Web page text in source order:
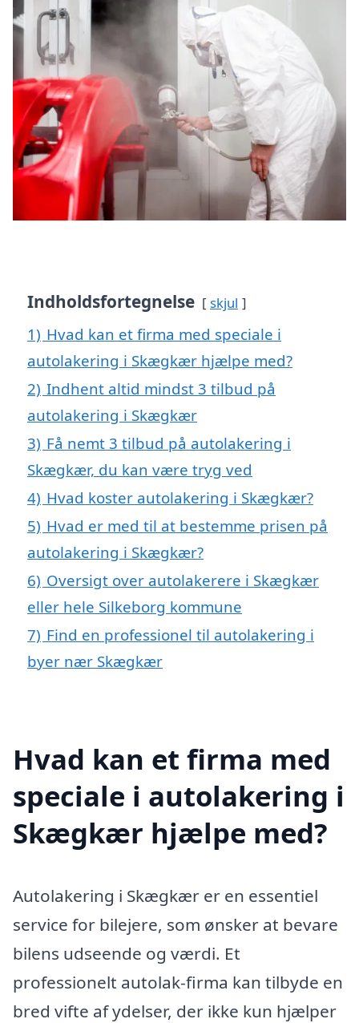
Indholdsfortegnelse skjul
1) Hvad kan et firma med speciale i
autolakering i Skægkær hjælpe med?
2) Indhent altid mindst 3 tilbud på
autolakering i Skægkær
3) Få nemt 3 tilbud på autolakering i
Skægkær, du kan være tryg ved
4) Hvad koster autolakering i Skægkær?
5) Hvad er med til at bestemme prisen på
autolakering i Skægkær?
6) Oversigt over autolakerere i Skægkær
eller hele Silkeborg kommune
7) Find en professionel til autolakering i
byer nær Skægkær
Hvad kan et firma med
speciale i autolakering i
Skægkær hjælpe med?
Autolakering i Skægkær er en essentiel
service for bilejere, som ønsker at bevare
bilens udseende og værdi. Et
professionelt autolak-firma kan tilbyde en
bred vifte af ydelser, der ikke kun hjælper